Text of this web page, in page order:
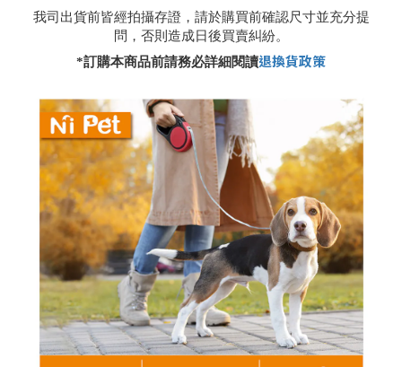
我司出貨前皆經拍攝存證，請於購買前確認尺寸並充分提
問，否則造成日後買賣糾紛。
*訂購本商品前請務必詳細閱讀退換貨政策